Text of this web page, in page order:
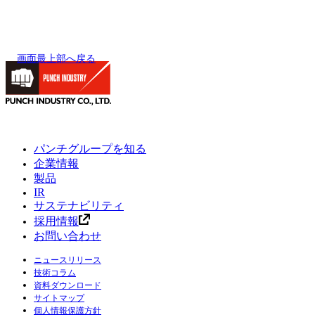
画面最上部へ戻る
パンチグループを知る
企業情報
製品
IR
サステナビリティ
採用情報
お問い合わせ
ニュースリリース
技術コラム
資料ダウンロード
サイトマップ
個人情報保護方針